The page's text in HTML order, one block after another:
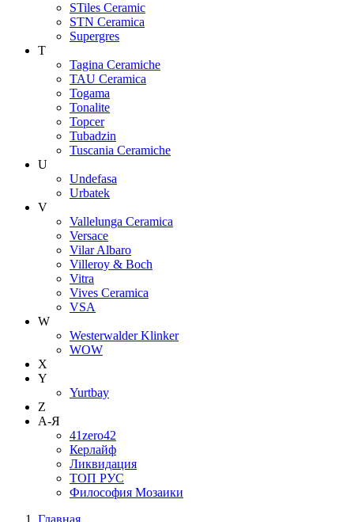
STiles Ceramic
STN Ceramica
Supergres
T
Tagina Ceramiche
TAU Ceramica
Togama
Tonalite
Topcer
Tubadzin
Tuscania Ceramiche
U
Undefasa
Urbatek
V
Vallelunga Ceramica
Versace
Vilar Albaro
Villeroy & Boch
Vitra
Vives Ceramica
VSA
W
Westerwalder Klinker
WOW
X
Y
Yurtbay
Z
А-Я
41zero42
Керлайф
Ликвидация
ТОП РУС
Философия Мозаики
Главная